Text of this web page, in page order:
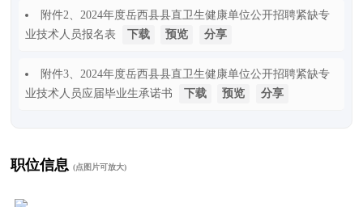
附件2 、2024年度岳西县县直卫生健康单位公开招聘紧缺专
业技术人员报名表
下载 预览 分享
附件3、2024年度岳西县县直卫生健康单位公开招聘紧缺专
业技术人员应届毕业生承诺书
下载 预览 分享
职位信息 (点图片可放大)